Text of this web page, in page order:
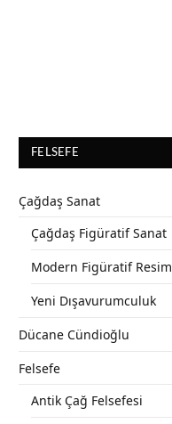
FELSEFE
Çağdaş Sanat
Çağdaş Figüratif Sanat
Modern Figüratif Resim
Yeni Dışavurumculuk
Dücane Cündioğlu
Felsefe
Antik Çağ Felsefesi